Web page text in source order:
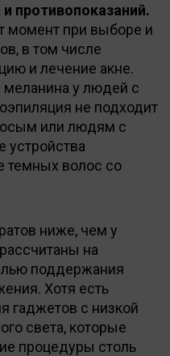
противопоказаний.
момент при выборе и
в том числе
и лечение акне.
меланина у людей с
не подходит
или людям с
устройства
темных волос со
ниже, чем у
на
поддержания
Хотя есть
гаджетов с низкой
света, которые
процедуры столь